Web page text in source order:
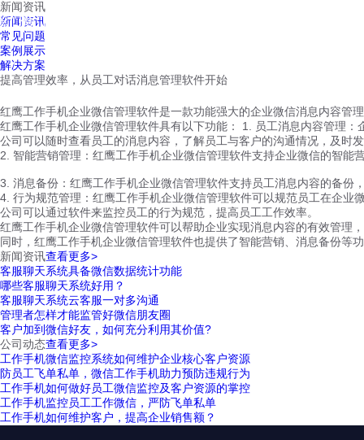
红鹰工作手机
新闻资讯
新闻资讯
常见问题
案例展示
解决方案
提高管理效率，从员工对话消息管理软件开始
红鹰工作手机企业微信管理软件是一款功能强大的企业微信消息内容管
红鹰工作手机企业微信管理软件具有以下功能： 1. 员工消息内容管理
公司可以随时查看员工的消息内容，了解员工与客户的沟通情况，及时
2. 智能营销管理：红鹰工作手机企业微信管理软件支持企业微信的智
3. 消息备份：红鹰工作手机企业微信管理软件支持员工消息内容的备
4. 行为规范管理：红鹰工作手机企业微信管理软件可以规范员工在企
公司可以通过软件来监控员工的行为规范，提高员工工作效率。
红鹰工作手机企业微信管理软件可以帮助企业实现消息内容的有效管理
同时，红鹰工作手机企业微信管理软件也提供了智能营销、消息备份等
新闻资讯查看更多>
客服聊天系统具备微信数据统计功能
哪些客服聊天系统好用？
客服聊天系统云客服一对多沟通
管理者怎样才能监管好微信朋友圈
客户加到微信好友，如何充分利用其价值?
公司动态查看更多>
工作手机微信监控系统如何维护企业核心客户资源
防员工飞单私单，微信工作手机助力预防违规行为
工作手机如何做好员工微信监控及客户资源的掌控
工作手机监控员工工作微信，严防飞单私单
工作手机如何维护客户，提高企业销售额？